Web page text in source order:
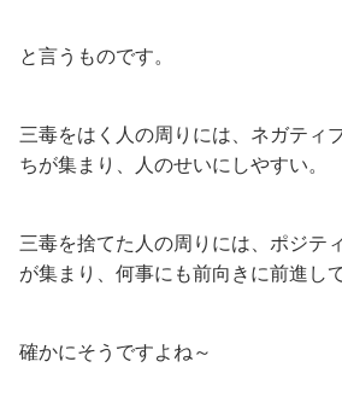
と言うものです。
三毒をはく人の周りには、ネガティ
ちが集まり、人のせいにしやすい。
三毒を捨てた人の周りには、ポジテ
が集まり、何事にも前向きに前進して
確かにそうですよね～